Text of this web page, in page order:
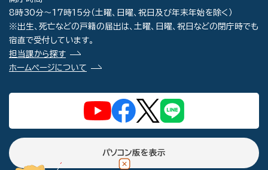
8時30分～17時15分（土曜、日曜、祝日及び年末年始を除く）
※出生、死亡などの戸籍の届出は、土曜、日曜、祝日などの閉庁時でも
宿直で受付しています。
担当課から探す
ホームページについて
パソコン版を表示